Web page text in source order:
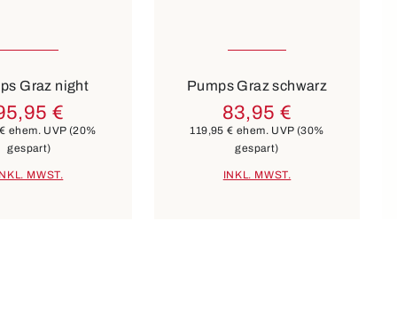
schwarz
beige
Graz night
€
ehem. UVP (20%
gespart)
MWST.
beigerosagold
Pumps Graz schwarz
83,95 €
119,95 € ehem. UVP (30%
gespart)
INKL. MWST.